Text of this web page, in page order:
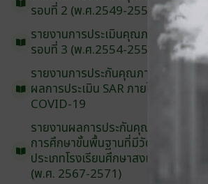
รอบ⁠ที่ 2 (พ.ศ.2549-2553)
รายงานการประเมินคุณภาพภายนอก
รอบ⁠ที่ 3 (พ.ศ.2554-2558)
รายงานการประกันคุณภาพ
ผลการประเมิน SARภายใต้
COVID-19
รายงานผลการประกันคุณภาพ
การศึกษาขั้นพื้นฐานที่มีวัตถุประสงค์
ประเภทโรงเรียนศึกษาสงเคราะห์
(พ.ศ. 2567-2571)